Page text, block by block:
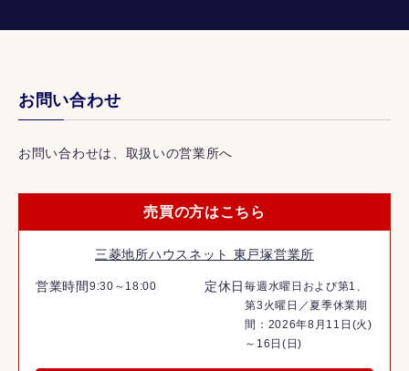
お問い合わせ
お問い合わせは、取扱いの営業所へ
売買の方はこちら
三菱地所ハウスネット 東戸塚営業所
営業時間 9:30～18:00 定休日毎週水曜日および第1、
第3火曜日／夏季休業期
間：2026年8月11日(火)
～16日(日)